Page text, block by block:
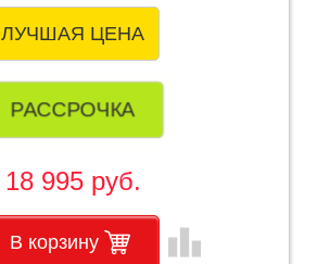
ЛУЧШАЯ ЦЕНА
РАССРОЧКА
18 995 руб.
В корзину leaderboard